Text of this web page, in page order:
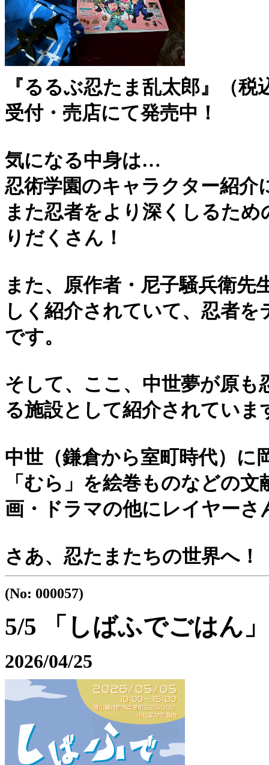
『るるぶ忍たま乱太郎』（税
受付・売店にて発売中！
気になる中身は…
忍術学園のキャラクター紹介
また忍者をより深くしるた
りだくさん！
また、原作者・尼子騒兵衛先
しく紹介されていて、忍者
です。
そして、ここ、中世夢が原
る施設として紹介されていま
中世（鎌倉から室町時代）に
「むら」を絵巻ものなどの
画・ドラマの他にレイヤー
さあ、忍たまたちの世界へ！
(No: 000057)
5/5 「しばふでごはん
2026/04/25